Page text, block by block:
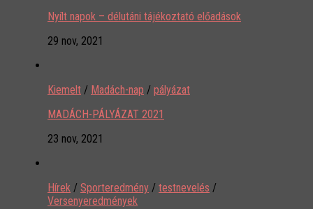
Nyílt napok – délutáni tájékoztató előadások
29 nov, 2021
Kiemelt / Madách-nap / pályázat
MADÁCH-PÁLYÁZAT 2021
23 nov, 2021
Hírek / Sporteredmény / testnevelés /
Versenyeredmények